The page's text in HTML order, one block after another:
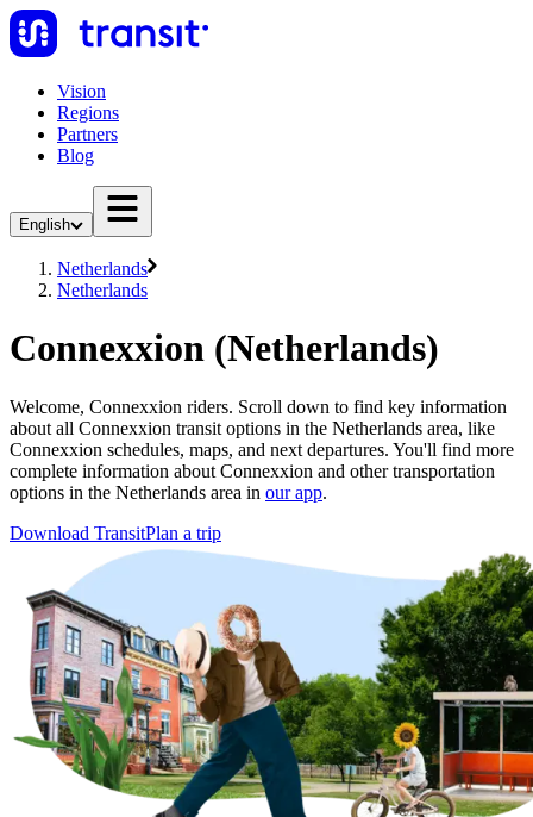
Vision
Regions
Partners
Blog
English
Netherlands
Netherlands
Connexxion (Netherlands)
Welcome, Connexxion riders. Scroll down to find key information
about all Connexxion transit options in the Netherlands area, like
Connexxion schedules, maps, and next departures. You'll find more
complete information about Connexxion and other transportation
options in the Netherlands area in our app.
Download TransitPlan a trip